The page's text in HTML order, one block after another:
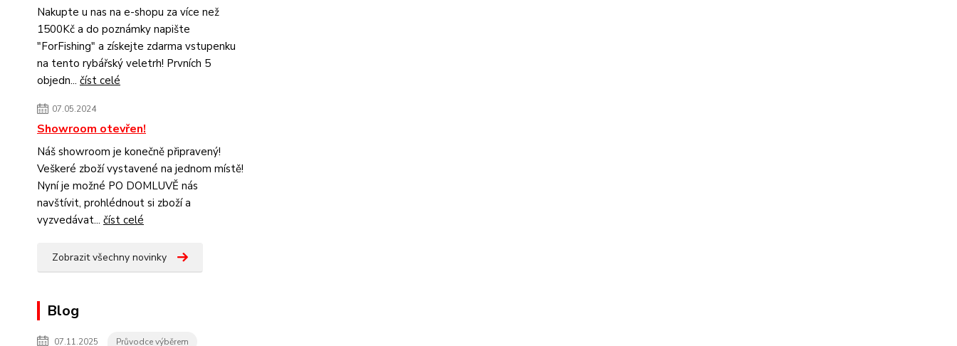
Nakupte u nas na e-shopu za více než
1500Kč a do poznámky napište
"ForFishing" a získejte zdarma vstupenku
na tento rybářský veletrh! Prvních 5
objedn... číst celé
07.05.2024
Showroom otevřen!
Náš showroom je konečně připravený!
Veškeré zboží vystavené na jednom místě!
Nyní je možné PO DOMLUVĚ nás
navštívit, prohlédnout si zboží a
vyzvedávat... číst celé
Zobrazit všechny novinky
Blog
07.11.2025 Průvodce výběrem